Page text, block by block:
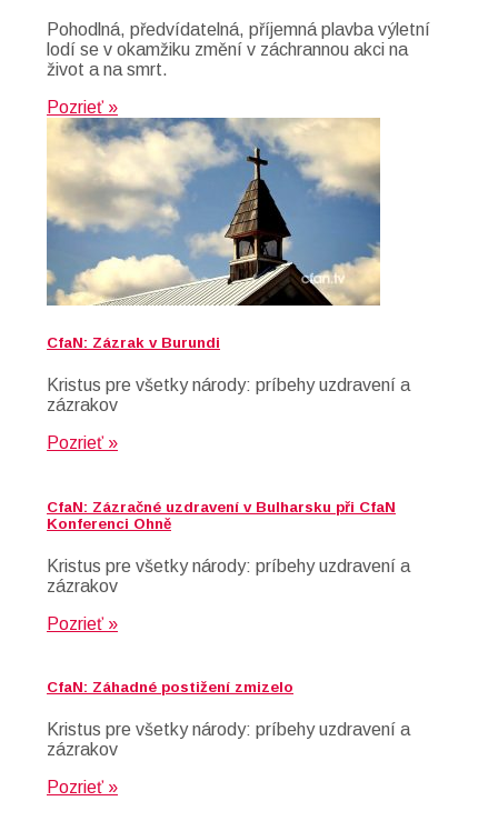
Pohodlná, předvídatelná, příjemná plavba výletní
lodí se v okamžiku změní v záchrannou akci na
život a na smrt.
Pozrieť »
CfaN: Zázrak v Burundi
Kristus pre všetky národy: príbehy uzdravení a
zázrakov
Pozrieť »
CfaN: Zázračné uzdravení v Bulharsku při CfaN
Konferenci Ohně
Kristus pre všetky národy: príbehy uzdravení a
zázrakov
Pozrieť »
CfaN: Záhadné postižení zmizelo
Kristus pre všetky národy: príbehy uzdravení a
zázrakov
Pozrieť »